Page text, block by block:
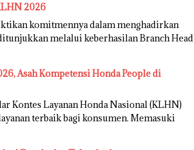
2026
komitmennya dalam menghadirkan
melalui keberhasilan Branch Head
Asah Kompetensi Honda People di
Kontes Layanan Honda Nasional (KLHN)
terbaik bagi konsumen. Memasuki